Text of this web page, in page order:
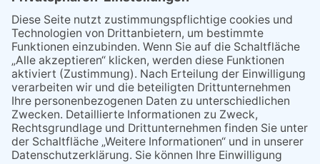
Sperrung für Wassersportler schlägt hohe
Wellen
Sperrung der Stillgewässer
Kommentiert vor:1 Jahr 50 Wochen
Literarischer Rückblick
Alte Schule
Kommentiert vor:3 Jahre 18 Wochen
Abschaltung der Straßenbeleuchtung
Abschaltung der Strassenbeleuchtung
Kommentiert vor:3 Jahre 29 Wochen